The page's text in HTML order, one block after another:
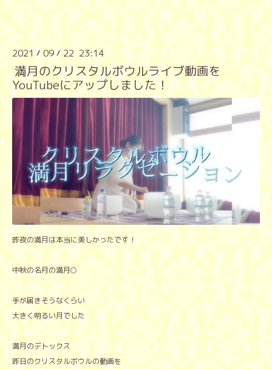
2021/09 /22 23:14
満月のクリスタルボウルライブ動画を
YouTubeにアップしました！
昨夜の満月は本当に美しかったです！
中秋の名月の満月🌕
手が届きそうなくらい
大きく明るい月でした
満月のデトックス
昨日のクリスタルボウルの動画を